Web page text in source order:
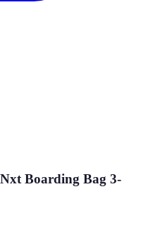
Boarding Bag 3-